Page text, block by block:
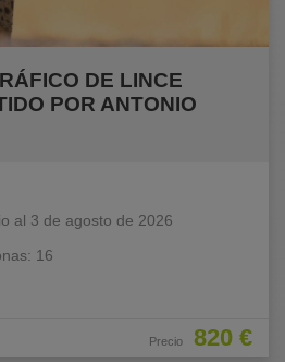
DE LINCE
POR ANTONIO
Precio 820 €
al 3 de agosto de 2026
16